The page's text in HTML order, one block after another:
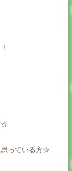
☆
っている方☆